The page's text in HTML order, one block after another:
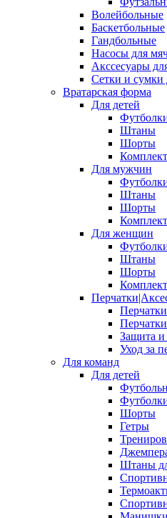
Волейбольные
Баскетбольные
Гандбольные
Насосы для
Акссесуары
Сетки и сумки
Вратарская форма
Для детей
Штаны
Шорты
Для мужчин
Штаны
Шорты
Для женщин
Штаны
Шорты
Перчатки
Защита
Уход за
Для команд
Для детей
Шорты
Гетры
Штаны